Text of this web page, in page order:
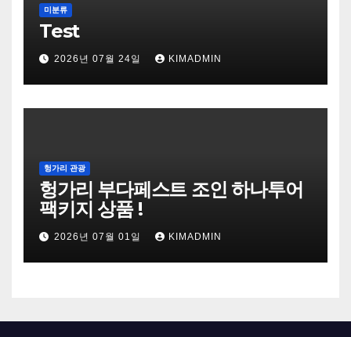
미분류
Test
2026년 07월 24일 KIMADMIN
헝가리 관광
헝가리 부다페스트 조인 하나투어
팩키지 상품 !
2026년 07월 01일 KIMADMIN